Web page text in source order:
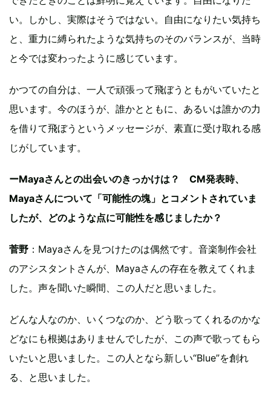
い。しかし、実際はそうではない。自由になりたい気持ち
と、重力に縛られたような気持ちのそのバランスが、当時
と今では変わったように感じています。
かつての自分は、一人で頑張って飛ぼうともがいていたと
思います。今のほうが、誰かとともに、あるいは誰かの力
を借りて飛ぼうというメッセージが、素直に受け取れる感
じがしています。
ーMayaさんとの出会いのきっかけは？ CM発表時、
Mayaさんについて「可能性の塊」とコメントされていま
したが、どのような点に可能性を感じましたか？
菅野 ：Mayaさんを見つけたのは偶然です。音楽制作会社
のアシスタントさんが、Mayaさんの存在を教えてくれま
した。声を聞いた瞬間、この人だと思いました。
どんな人なのか、いくつなのか、どう歌ってくれるのかな
どなにも根拠はありませんでしたが、この声で歌ってもら
いたいと思いました。この人となら新しい“Blue”を創れ
る、と思いました。